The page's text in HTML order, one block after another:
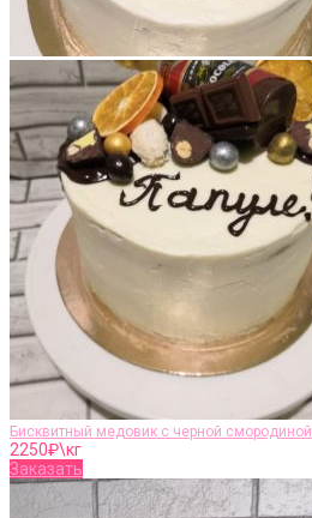
Бисквитный медовик с черной смородиной
2250₽\кг
Заказать